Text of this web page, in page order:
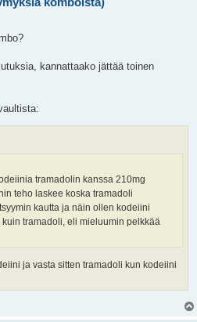
kannattaako jättää toinen
tramadolin kanssa 210mg
teho laskee koska tramadoli
kautta ja näin ollen kodeiini
tramadoli, eli mieluumin pelkkää
ja vasta sitten tramadoli kun kodeiini